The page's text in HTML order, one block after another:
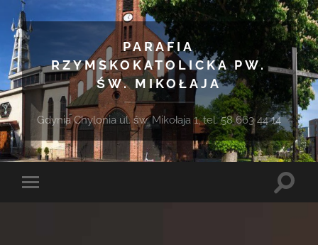
PARAFIA
RZYMSKOKATOLICKA PW.
ŚW. MIKOŁAJA
Gdynia Chylonia ul. św. Mikołaja 1, tel. 58 663 44 14
Toggle
Toggle